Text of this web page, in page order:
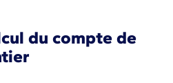
du compte de